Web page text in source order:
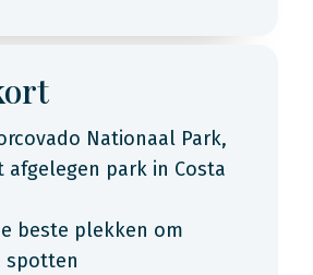
Nationaal Park,
afgelegen park in Costa
beste plekken om
spotten